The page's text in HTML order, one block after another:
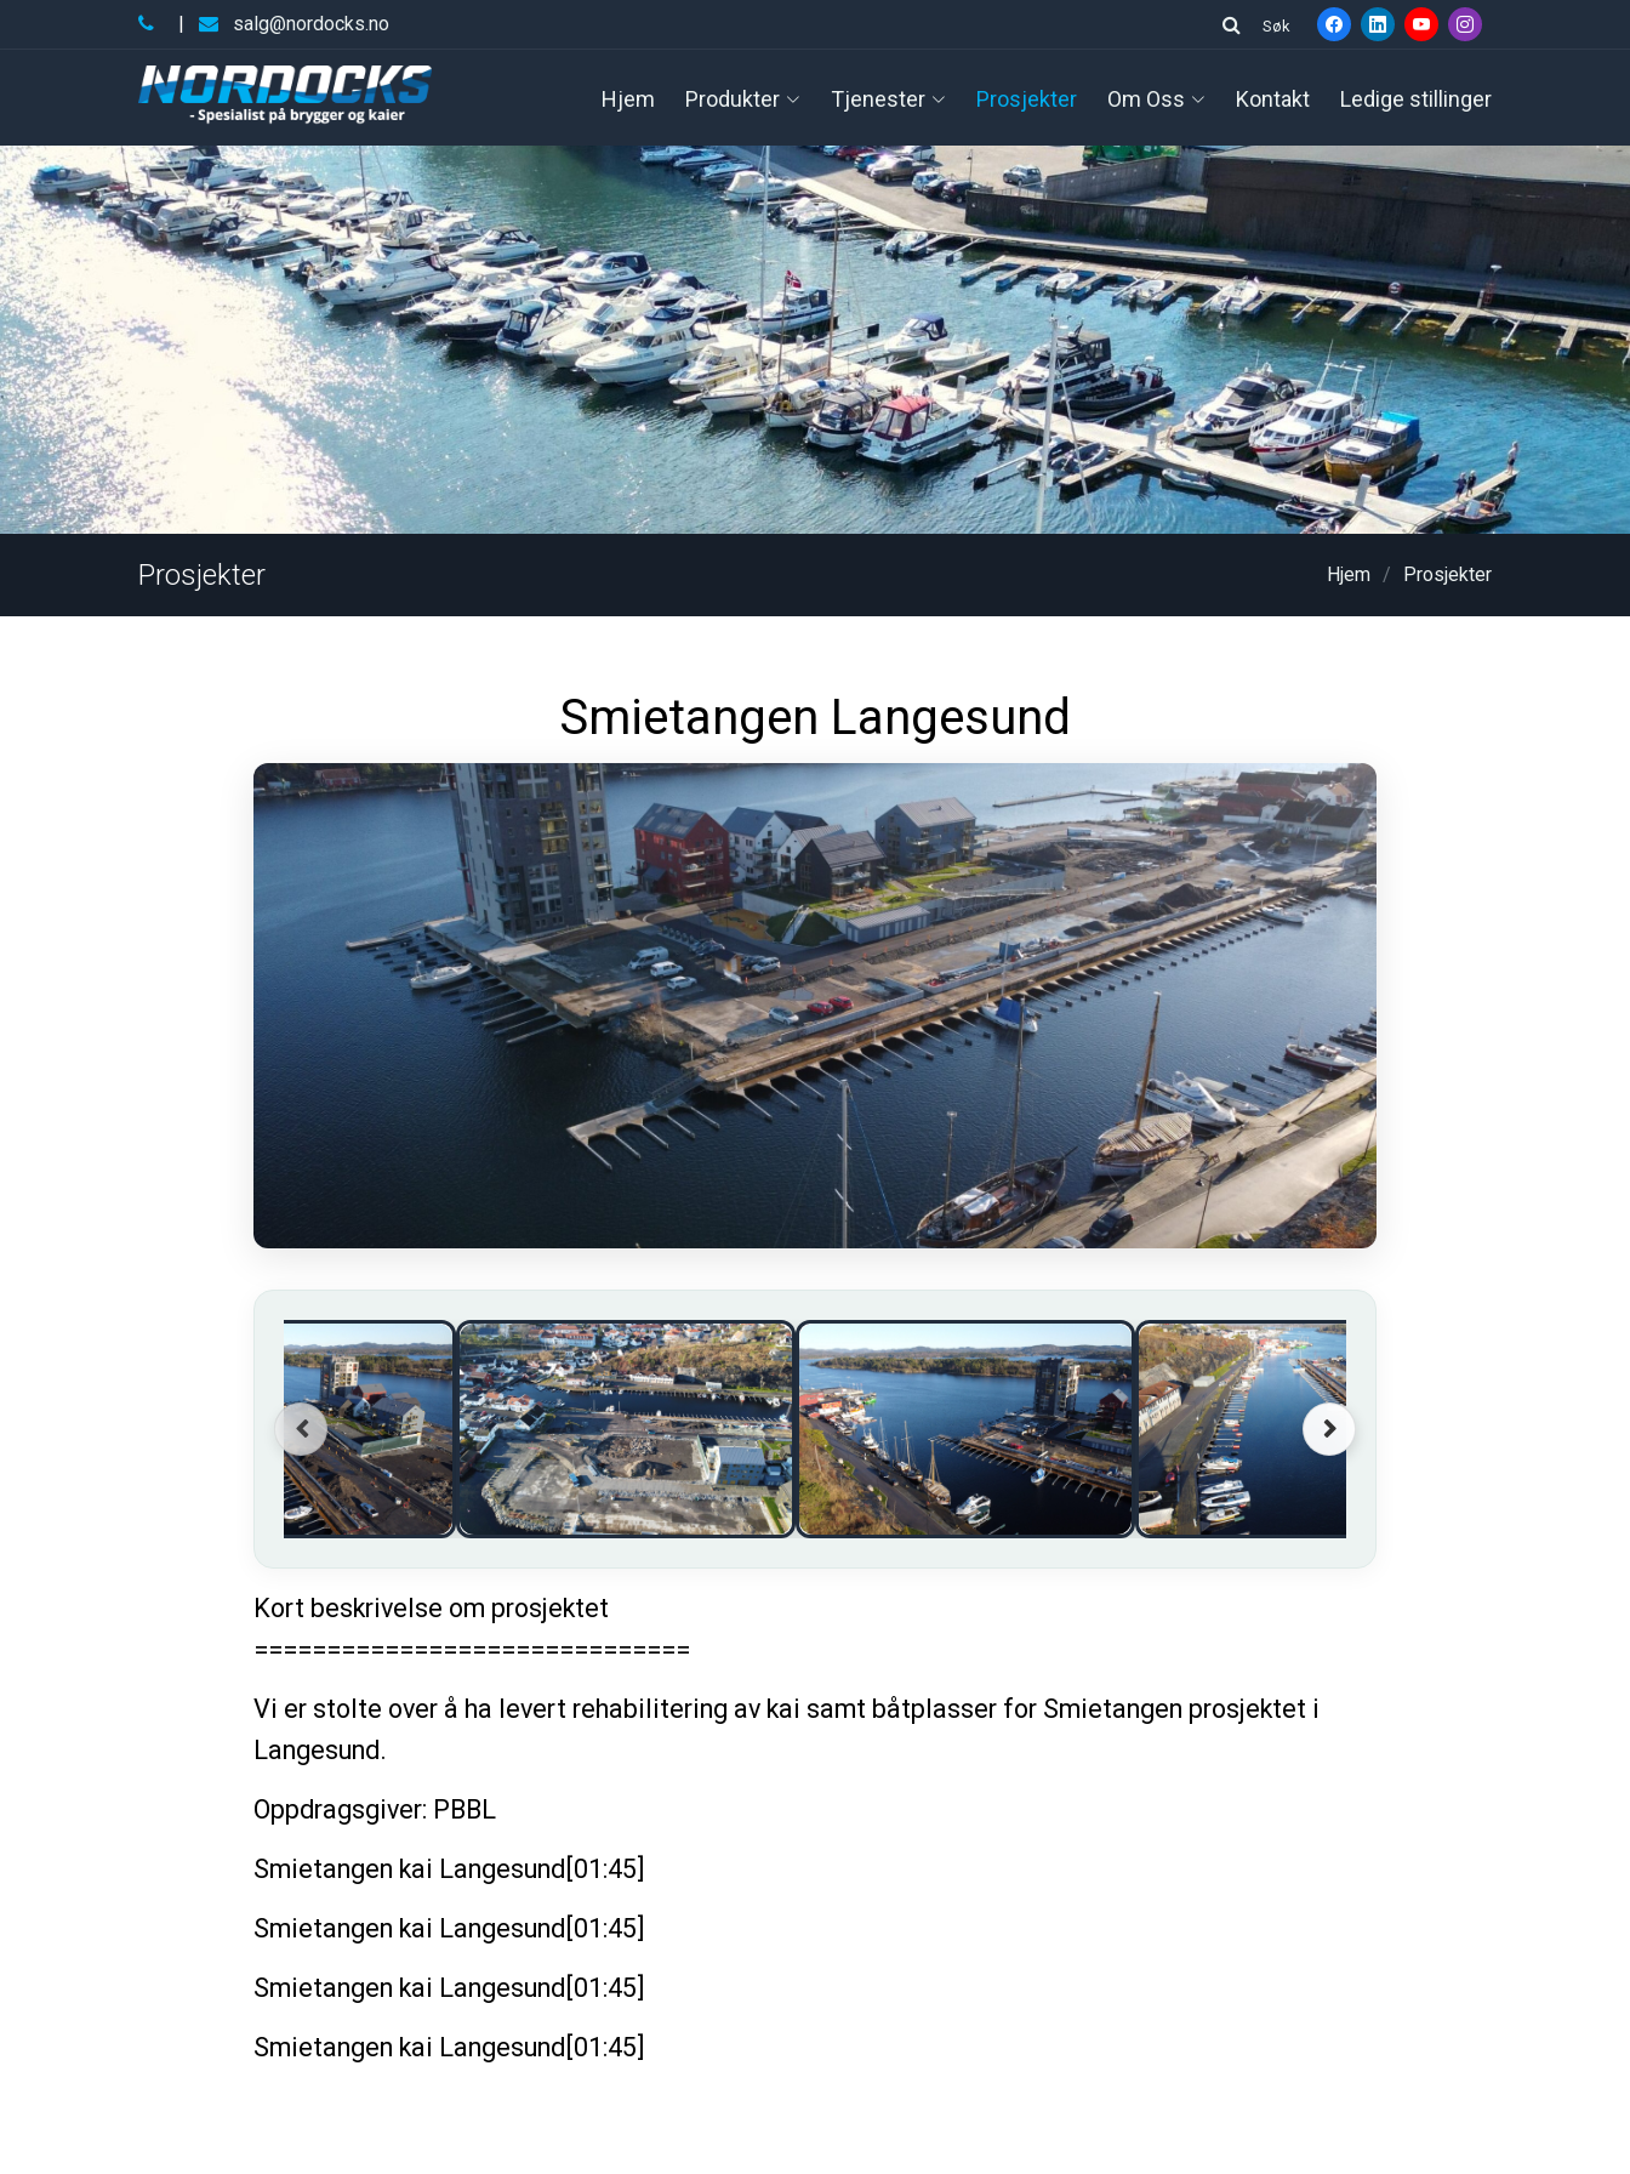
| salg@nordocks.no Søk
Hjem Produkter Tjenester Prosjekter Om Oss Kontakt Ledige stillinger
Prosjekter Hjem Prosjekter
Smietangen Langesund
Kort beskrivelse om prosjektet
==============================
Vi er stolte over å ha levert rehabilitering av kai samt båtplasser for Smietangen prosjektet i
Langesund.
Oppdragsgiver: PBBL
Smietangen kai Langesund[01:45]
Smietangen kai Langesund[01:45]
Smietangen kai Langesund[01:45]
Smietangen kai Langesund[01:45]